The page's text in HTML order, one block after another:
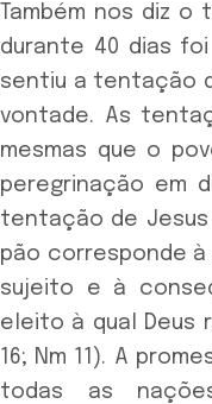
Também nos diz
durante 40 dias
sentiu a tentação
vontade. As
mesmas que o
peregrinação em
tentação de
pão corresponde
sujeito e à
eleito à qual Deus
16; Nm 11). A
todas as